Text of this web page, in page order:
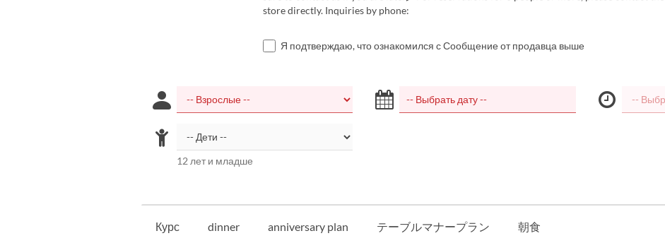
store directly. Inquiries by phone:
Я подтверждаю, что ознакомился с Сообщение от продавца выше
12 лет и младше
Курс dinner anniversary plan テーブルマナープラン 朝食